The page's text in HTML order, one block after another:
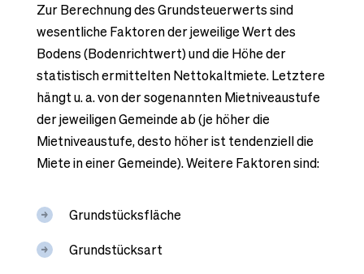
Zur Berechnung des Grundsteuerwerts sind
wesentliche Faktoren der jeweilige Wert des
Bodens (Bodenrichtwert) und die Höhe der
statistisch ermittelten Nettokaltmiete. Letztere
hängt u. a. von der sogenannten Mietniveaustufe
der jeweiligen Gemeinde ab (je höher die
Mietniveaustufe, desto höher ist tendenziell die
Miete in einer Gemeinde). Weitere Faktoren sind:
Grundstücksfläche
Grundstücksart